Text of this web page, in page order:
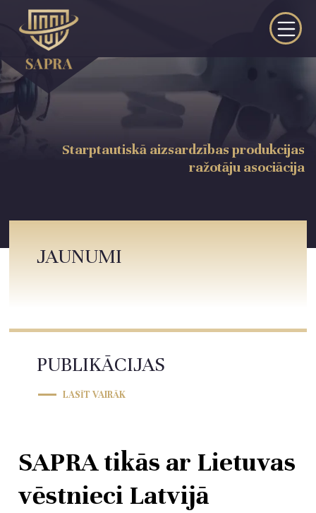
Starptautiskā aizsardzības produkcijas
ražotāju asociācija
JAUNUMI
PUBLIKĀCIJAS
LASĪT VAIRĀK
SAPRA tikās ar Lietuvas
vēstnieci Latvijā